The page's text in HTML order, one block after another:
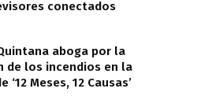
conectados
aboga por la
de los incendios en la
‘12 Meses, 12 Causas’